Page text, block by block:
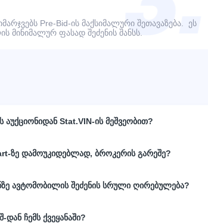
Pre-Bid-ის მაქსიმალური შეთავაზება. ეს
მინიმალურ ფასად შეძენის შანსს.
Stat.VIN-ის მეშვეობით?
ზე დამოუკიდებლად, ბროკერის გარეშე?
ავტომობილის შეძენის სრული ღირებულება?
ჩემს ქვეყანაში?